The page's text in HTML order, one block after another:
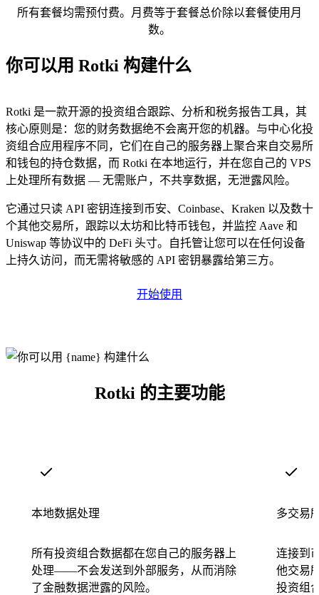
所有套餐均需预付费。月费等于套餐总价除以套餐使用月
数。
你可以用 Rotki 构建什么
Rotki 是一款开源的投资组合跟踪、分析和税务报告工具，其
核心原则是：您的财务数据绝不会离开您的机器。与中心化投
资组合应用程序不同，它们在自己的服务器上聚合来自交易所
和钱包的持仓数据，而 Rotki 在本地运行，并在您自己的 VPS
上处理所有数据 — 无需账户，不共享数据，无泄露风险。
它通过只读 API 密钥连接到币安、Coinbase、Kraken 以及数十
个其他交易所，跟踪以太坊和比特币钱包，并监控 Aave 和
Uniswap 等协议中的 DeFi 头寸。自托管让您可以在任何设备
上持久访问，而无需将敏感的 API 密钥暴露给第三方。
开始使用
Rotki 的主要功能
本地数据处理
所有投资组合数据都在您自己的服务器上
处理——不会发送到外部服务，从而消除
了金融数据泄露的风险。
多交易
连接到
他交易
投资组